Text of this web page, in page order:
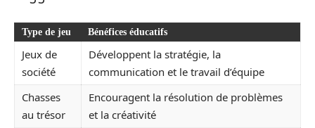
Type de jeu Bénéfices éducatifs
Jeux de
société
Développent la stratégie, la
communication et le travail d’équipe
Chasses
au trésor
Encouragent la résolution de problèmes
et la créativité